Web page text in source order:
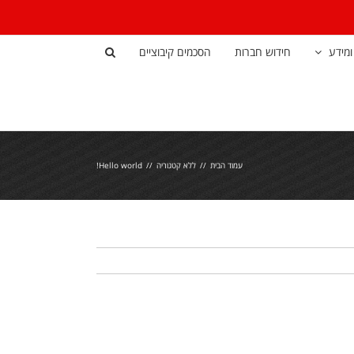
חידוש חברות הסכמים קיבוציים
עמוד הבית ללא קטגוריה Hello world!